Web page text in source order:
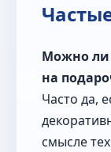
Можно ли
на
Часто да,
смысле